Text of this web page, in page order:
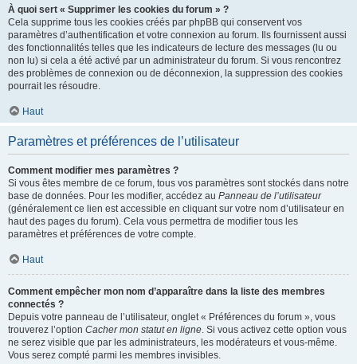
À quoi sert « Supprimer les cookies du forum » ?
Cela supprime tous les cookies créés par phpBB qui conservent vos
paramètres d’authentification et votre connexion au forum. Ils fournissent aussi
des fonctionnalités telles que les indicateurs de lecture des messages (lu ou
non lu) si cela a été activé par un administrateur du forum. Si vous rencontrez
des problèmes de connexion ou de déconnexion, la suppression des cookies
pourrait les résoudre.
Haut
Paramètres et préférences de l’utilisateur
Comment modifier mes paramètres ?
Si vous êtes membre de ce forum, tous vos paramètres sont stockés dans notre
base de données. Pour les modifier, accédez au Panneau de l’utilisateur
(généralement ce lien est accessible en cliquant sur votre nom d’utilisateur en
haut des pages du forum). Cela vous permettra de modifier tous les
paramètres et préférences de votre compte.
Haut
Comment empêcher mon nom d’apparaître dans la liste des membres
connectés ?
Depuis votre panneau de l’utilisateur, onglet « Préférences du forum », vous
trouverez l’option Cacher mon statut en ligne. Si vous activez cette option vous
ne serez visible que par les administrateurs, les modérateurs et vous-même.
Vous serez compté parmi les membres invisibles.